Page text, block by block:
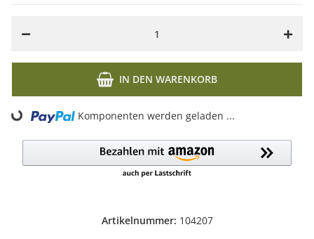
Artikelnummer: 104207
IN DEN WARENKORB
Loading... Komponenten werden geladen ...